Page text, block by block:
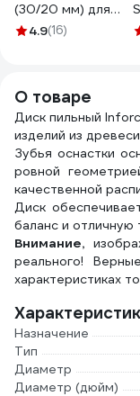
(30/20 мм) для
дисков ПРАКТИКА
4.9(16)
О товаре
Диск пильный
изделий из
Зубья оснастки
ровной
качественной
Диск
баланс и отличную
Внимание,
реального!
характеристиках
Назначение
Тип
Диаметр
Диаметр (дюйм)